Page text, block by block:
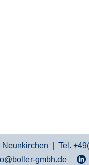
| Tel.
gmbh.de